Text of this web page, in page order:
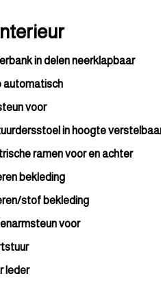
Interieur
in delen neerklapbaar
automatisch
voor
in hoogte
ramen voor en achter
bekleding
stof bekleding
voor
leder